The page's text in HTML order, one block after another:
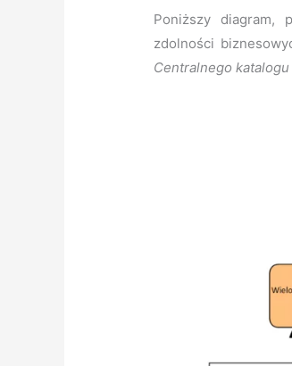
Poniższy diagram,
zdolności
Centralnego